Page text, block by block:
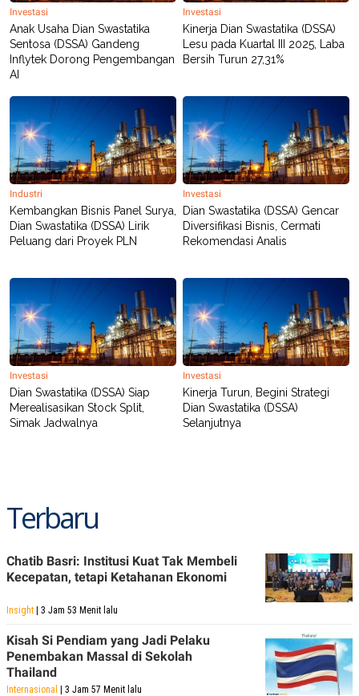
Investasi
Anak Usaha Dian Swastatika
Sentosa (DSSA) Gandeng
Inflytek Dorong Pengembangan
AI
Investasi
Kinerja Dian Swastatika (DSSA)
Lesu pada Kuartal III 2025, Laba
Bersih Turun 27,31%
Industri
Kembangkan Bisnis Panel Surya,
Dian Swastatika (DSSA) Lirik
Peluang dari Proyek PLN
Investasi
Dian Swastatika (DSSA) Gencar
Diversifikasi Bisnis, Cermati
Rekomendasi Analis
Investasi
Dian Swastatika (DSSA) Siap
Merealisasikan Stock Split,
Simak Jadwalnya
Investasi
Kinerja Turun, Begini Strategi
Dian Swastatika (DSSA)
Selanjutnya
Terbaru
Chatib Basri: Institusi Kuat Tak Membeli
Kecepatan, tetapi Ketahanan Ekonomi
Insight | 3 Jam 53 Menit lalu
Kisah Si Pendiam yang Jadi Pelaku
Penembakan Massal di Sekolah
Thailand
Internasional | 3 Jam 57 Menit lalu